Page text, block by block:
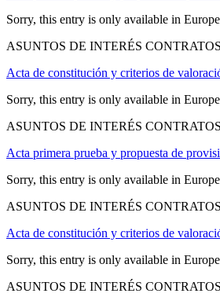
Sorry, this entry is only available in
ASUNTOS DE INTERÉS
Acta de constitución y criterios de
Sorry, this entry is only available in
ASUNTOS DE INTERÉS
Acta primera prueba y propuesta de
Sorry, this entry is only available in
ASUNTOS DE INTERÉS
Acta de constitución y criterios de
Sorry, this entry is only available in
ASUNTOS DE INTERÉS